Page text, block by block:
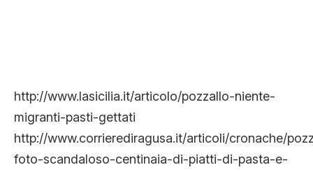
http://www.lasicilia.it/articolo/pozzallo-niente-
migranti-pasti-gettati
http://www.corrierediragusa.it/articoli/cronache/
foto-scandaloso-centinaia-di-piatti-di-pasta-e-